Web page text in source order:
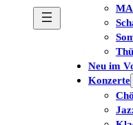
Neu im
Konzerte